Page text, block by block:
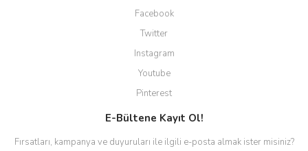
Facebook
Twitter
Instagram
Youtube
Pinterest
E-Bültene Kayıt Ol!
Fırsatları, kampanya ve duyuruları ile ilgili e-posta almak ister misiniz?